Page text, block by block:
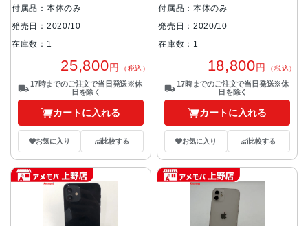
付属品：本体のみ
発売日：2020/10
在庫数：1
25,800円 （税込）
17時までのご注文で当日発送※休
日を除く
カートに入れる
お気に入り 比較する
付属品：本体のみ
発売日：2020/10
在庫数：1
18,800円 （税込）
17時までのご注文で当日発送※休
日を除く
カートに入れる
お気に入り 比較する